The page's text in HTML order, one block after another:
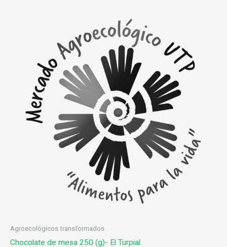
Agroecológicos transformados
Chocolate de mesa 250 (g)- El Turpial